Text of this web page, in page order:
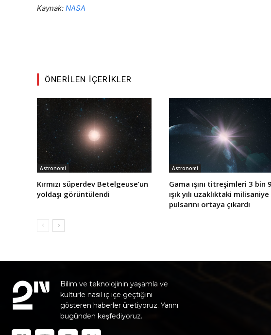
Kaynak: NASA
ÖNERILEN İÇERIKLER
Astronomi
Kırmızı süperdev Betelgeuse’un
yoldaşı görüntülendi
Astronomi
Gama ışını titreşimleri 3 bin
ışık yılı uzaklıktaki milisaniye
pulsarını ortaya çıkardı
Bilim ve teknolojinin yaşamla ve
kültürle nasıl iç içe geçtiğini
gösteren haberler üretiyoruz. Yarını
bugünden keşfediyoruz.